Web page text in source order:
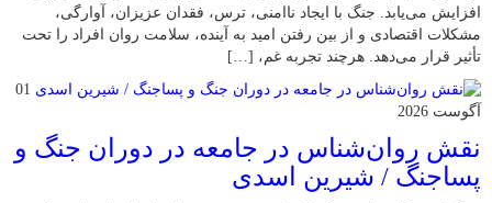
افزایش می‌یابد. جنگ با ایجاد ناامنی، ترس، فقدان عزیزان، آوارگی،
مشکلات اقتصادی و از بین رفتن امید به آینده، سلامت روان افراد را تحت
تأثیر قرار می‌دهد. هرچند تجربه غم، […]
01
آگوست 2026
نقش روان‌شناس در جامعه در دوران جنگ و
پساجنگ / شیرین اسدی